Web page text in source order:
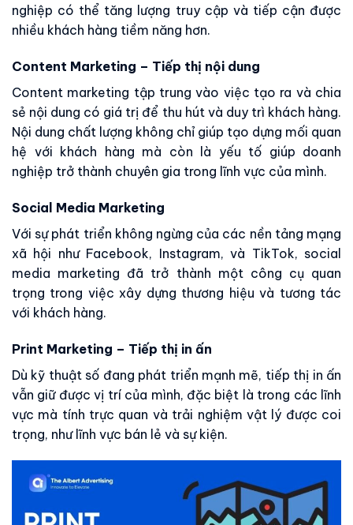
nghiệp có thể tăng lượng truy cập và tiếp cận được
nhiều khách hàng tiềm năng hơn.
Content Marketing – Tiếp thị nội dung
Content marketing tập trung vào việc tạo ra và chia
sẻ nội dung có giá trị để thu hút và duy trì khách hàng.
Nội dung chất lượng không chỉ giúp tạo dựng mối quan
hệ với khách hàng mà còn là yếu tố giúp doanh
nghiệp trở thành chuyên gia trong lĩnh vực của mình.
Social Media Marketing
Với sự phát triển không ngừng của các nền tảng mạng
xã hội như Facebook, Instagram, và TikTok, social
media marketing đã trở thành một công cụ quan
trọng trong việc xây dựng thương hiệu và tương tác
với khách hàng.
Print Marketing – Tiếp thị in ấn
Dù kỹ thuật số đang phát triển mạnh mẽ, tiếp thị in ấn
vẫn giữ được vị trí của mình, đặc biệt là trong các lĩnh
vực mà tính trực quan và trải nghiệm vật lý được coi
trọng, như lĩnh vực bán lẻ và sự kiện.